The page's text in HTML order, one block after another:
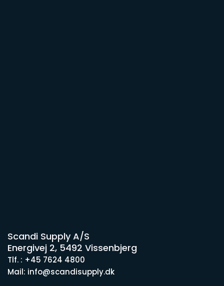
Scandi Supply A/S
Energivej 2, 5492 Vissenbjerg
Tlf. : +45 7624 4800
Mail: info@scandisupply.dk